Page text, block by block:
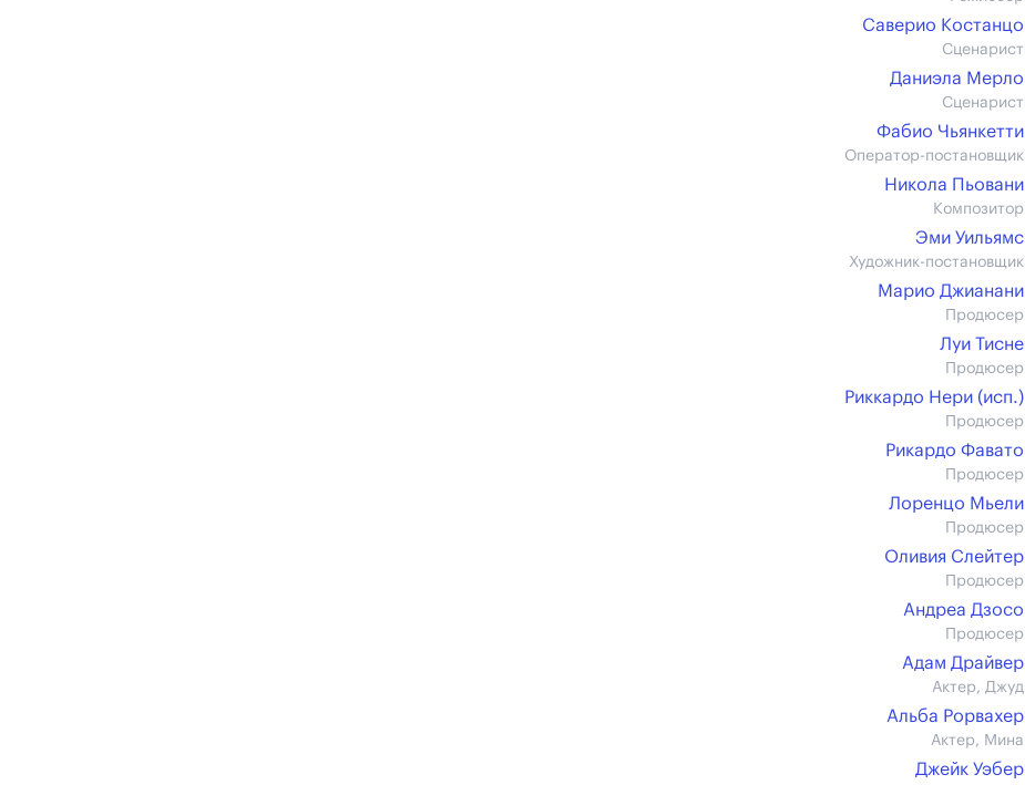
Саверио Костанцо
Сценарист
Даниэла Мерло
Сценарист
Фабио Чьянкетти
Оператор-постановщик
Никола Пьовани
Композитор
Эми Уильямс
Художник-постановщик
Марио Джианани
Продюсер
Луи Тисне
Продюсер
Риккардо Нери (иcп.)
Продюсер
Рикардо Фавато
Продюсер
Лоренцо Мьели
Продюсер
Оливия Слейтер
Продюсер
Андреа Дзосо
Продюсер
Адам Драйвер
Актер, Джуд
Альба Рорвахер
Актер, Мина
Джейк Уэбер